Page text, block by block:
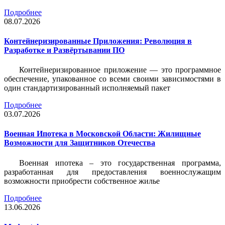
Подробнее
08.07.2026
Контейнеризированные Приложения: Революция в
Разработке и Развёртывании ПО
Контейнеризированное приложение — это программное
обеспечение, упакованное со всеми своими зависимостями в
один стандартизированный исполняемый пакет
Подробнее
03.07.2026
Военная Ипотека в Московской Области: Жилищные
Возможности для Защитников Отечества
Военная ипотека – это государственная программа,
разработанная для предоставления военнослужащим
возможности приобрести собственное жилье
Подробнее
13.06.2026